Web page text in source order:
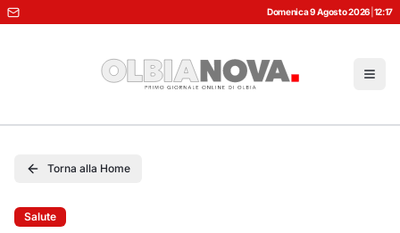
Domenica 9 Agosto 2026 12:17
Torna alla Home
Salute